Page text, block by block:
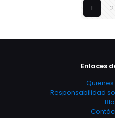
1 2
Enlaces
Responsabilidad